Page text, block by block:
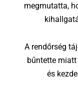
megmutatta,
A rendőrség
bűntette
és